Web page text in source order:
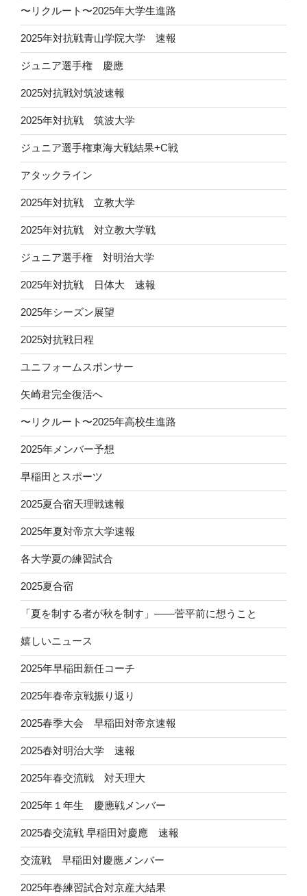
〜リクルート〜2025年大学生進路
2025年対抗戦青山学院大学 速報
ジュニア選手権 慶應
2025対抗戦対筑波速報
2025年対抗戦 筑波大学
ジュニア選手権東海大戦結果+C戦
アタックライン
2025年対抗戦 立教大学
2025年対抗戦 対立教大学戦
ジュニア選手権 対明治大学
2025年対抗戦 日体大 速報
2025年シーズン展望
2025対抗戦日程
ユニフォームスポンサー
矢崎君完全復活へ
〜リクルート〜2025年高校生進路
2025年メンバー予想
早稲田とスポーツ
2025夏合宿天理戦速報
2025年夏対帝京大学速報
各大学夏の練習試合
2025夏合宿
「夏を制する者が秋を制す」——菅平前に想うこと
嬉しいニュース
2025年早稲田新任コーチ
2025年春帝京戦振り返り
2025春季大会 早稲田対帝京速報
2025春対明治大学 速報
2025年春交流戦 対天理大
2025年１年生 慶應戦メンバー
2025春交流戦 早稲田対慶應 速報
交流戦 早稲田対慶應メンバー
2025年春練習試合対京産大結果